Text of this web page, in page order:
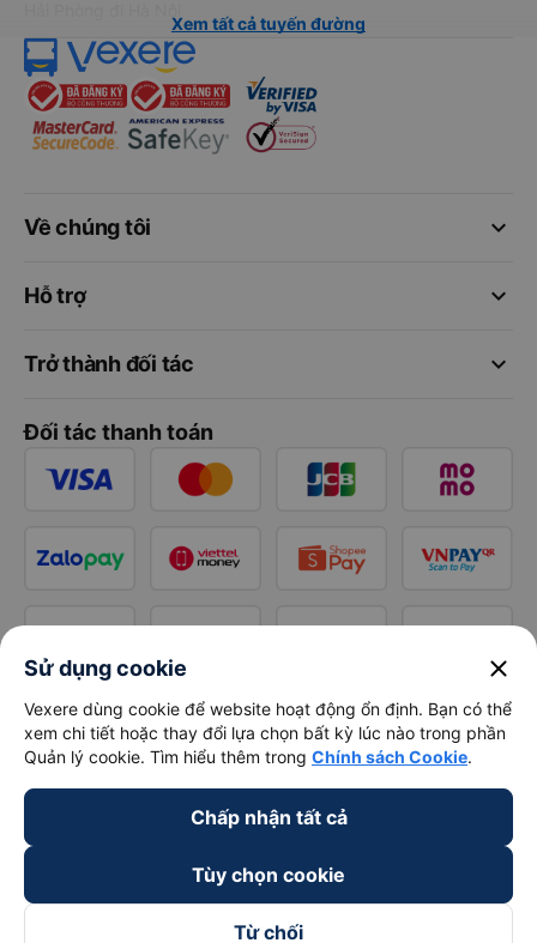
Xem tất cả tuyến đường
keyboard_arrow_down
Về chúng tôi
keyboard_arrow_down
Hỗ trợ
keyboard_arrow_down
Trở thành đối tác
Đối tác thanh toán
Sử dụng cookie close
Vexere dùng cookie để website hoạt động ổn định. Bạn có thể
xem chi tiết hoặc thay đổi lựa chọn bất kỳ lúc nào trong phần
Quản lý cookie. Tìm hiểu thêm trong Chính sách Cookie.
Chấp nhận tất cả
Tùy chọn cookie
Từ chối